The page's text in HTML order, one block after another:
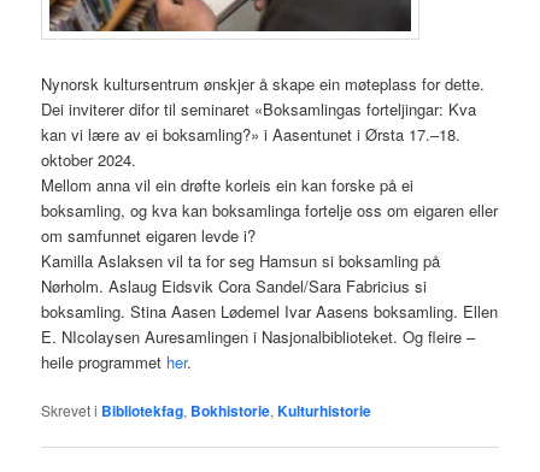
Nynorsk kultursentrum ønskjer å skape ein møteplass for dette.
Dei inviterer difor til seminaret «Boksamlingas forteljingar: Kva
kan vi lære av ei boksamling?» i Aasentunet i Ørsta 17.–18.
oktober 2024.
Mellom anna vil ein drøfte korleis ein kan forske på ei
boksamling, og kva kan boksamlinga fortelje oss om eigaren eller
om samfunnet eigaren levde i?
Kamilla Aslaksen vil ta for seg Hamsun si boksamling på
Nørholm. Aslaug Eidsvik Cora Sandel/Sara Fabricius si
boksamling. Stina Aasen Lødemel Ivar Aasens boksamling. Ellen
E. NIcolaysen Auresamlingen i Nasjonalbiblioteket. Og fleire –
heile programmet her.
Skrevet i Bibliotekfag, Bokhistorie,Kulturhistorie